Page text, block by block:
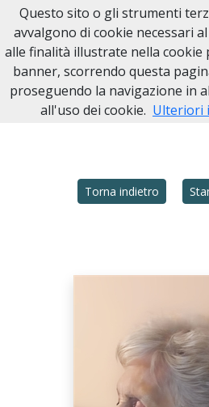
Home Necrologi Italia
ROSANNA
Torna indietro
Questo sito o gli strumenti
avvalgono di cookie necessari
alle finalità illustrate nella cookie
banner, scorrendo questa
proseguendo la navigazione in
all'uso dei cookie. Ulteriori